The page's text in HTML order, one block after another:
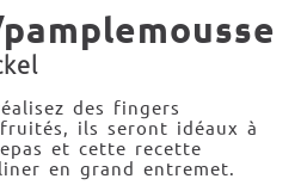
des fingers
ils seront idéaux à
et cette recette
en grand entremet.